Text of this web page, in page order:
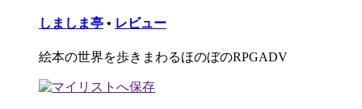
しましま亭 • レビュー
絵本の世界を歩きまわるほのぼのRPGADV